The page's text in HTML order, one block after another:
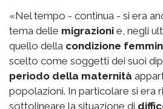
«Nel tempo - continua - si era
tema delle migrazioni e, negli
quello della condizione
scelto come soggetti dei suoi
periodo della maternità
popolazioni. In particolare si era
sottolineare la situazione di